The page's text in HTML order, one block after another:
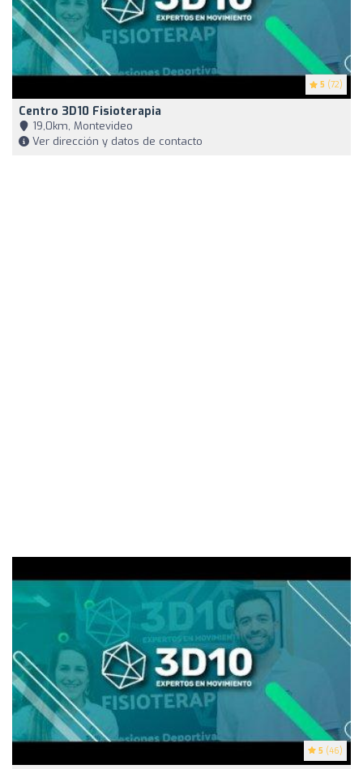
5 (72)
Centro 3D10 Fisioterapia
19,0km, Montevideo
Ver dirección y datos de contacto
5 (46)